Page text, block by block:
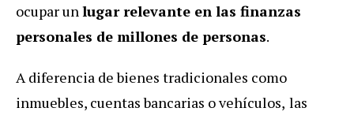
ocupar unlugar relevante en las finanzas
personales de millones de personas.
A diferencia de bienes tradicionales como
inmuebles, cuentas bancarias o vehículos, las